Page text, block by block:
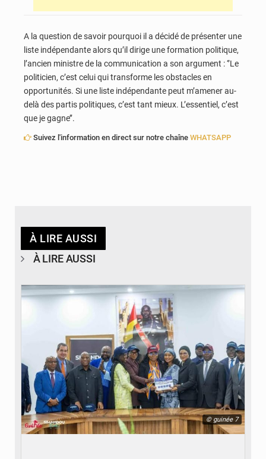
A la question de savoir pourquoi il a décidé de présenter une
liste indépendante alors qu’il dirige une formation politique,
l’ancien ministre de la communication a son argument : ‘’Le
politicien, c’est celui qui transforme les obstacles en
opportunités. Si une liste indépendante peut m’amener au-
delà des partis politiques, c’est tant mieux. L’essentiel, c’est
que je gagne’’.
Suivez l'information en direct sur notre chaîne WHATSAPP
À LIRE AUSSI
À LIRE AUSSI
© guinée 7